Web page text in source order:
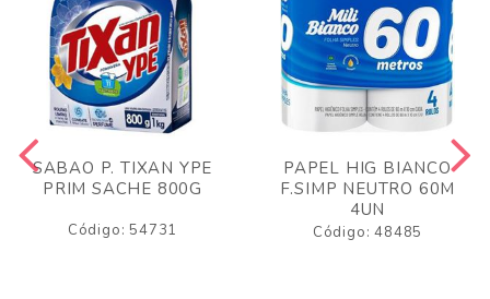
SABAO P. TIXAN YPE
PRIM SACHE 800G
Código: 54731
PAPEL HIG BIANCO
F.SIMP NEUTRO 60M
4UN
Código: 48485